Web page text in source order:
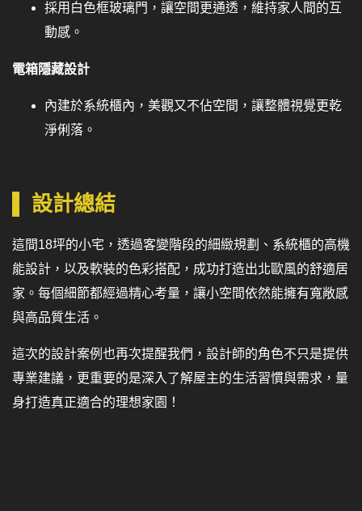
採用白色框玻璃門，讓空間更通透，維持家人間的互
動感。
電箱隱藏設計
內建於系統櫃內，美觀又不佔空間，讓整體視覺更乾
淨俐落。
設計總結
這間18坪的小宅，透過客變階段的細緻規劃、系統櫃的高機
能設計，以及軟裝的色彩搭配，成功打造出北歐風的舒適居
家。每個細節都經過精心考量，讓小空間依然能擁有寬敞感
與高品質生活。
這次的設計案例也再次提醒我們，設計師的角色不只是提供
專業建議，更重要的是深入了解屋主的生活習慣與需求，量
身打造真正適合的理想家園！